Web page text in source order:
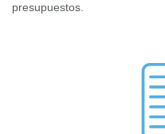
presupuestos.